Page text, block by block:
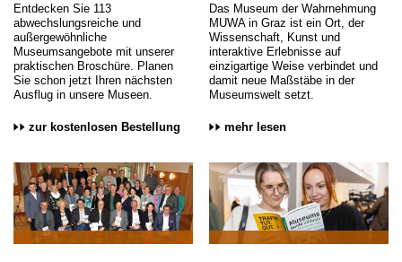
Entdecken Sie 113
abwechslungsreiche und
außergewöhnliche
Museumsangebote mit unserer
praktischen Broschüre. Planen
Sie schon jetzt Ihren nächsten
Ausflug in unsere Museen.
zur kostenlosen Bestellung
Das Museum der Wahrnehmung
MUWA in Graz ist ein Ort, der
Wissenschaft, Kunst und
interaktive Erlebnisse auf
einzigartige Weise verbindet und
damit neue Maßstäbe in der
Museumswelt setzt.
mehr lesen